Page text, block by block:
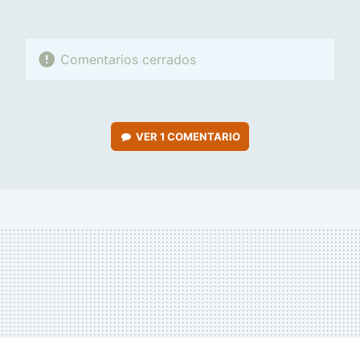
Comentarios cerrados
VER 1 COMENTARIO